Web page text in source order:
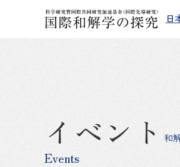
日
イベント
Events
和